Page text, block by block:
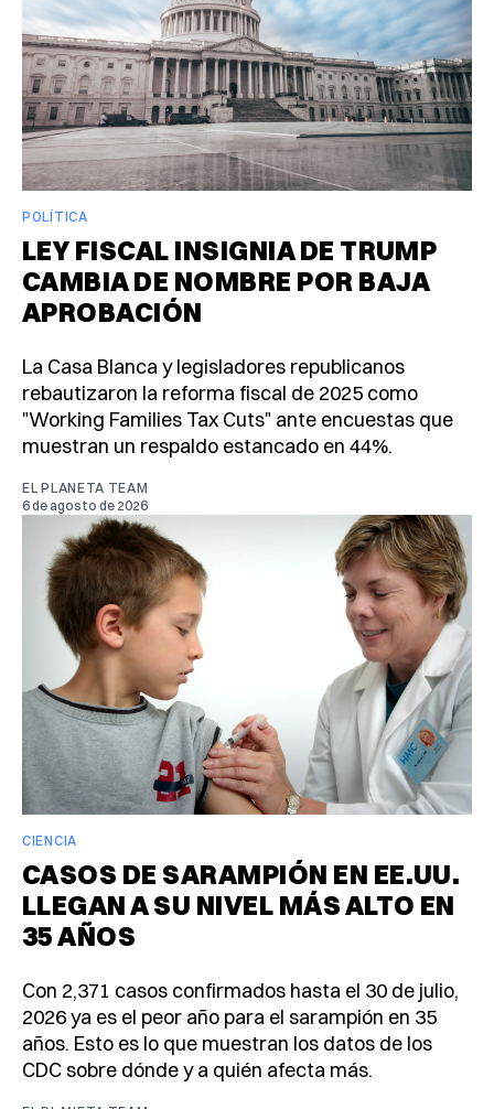
POLÍTICA
LEY FISCAL INSIGNIA DE TRUMP
CAMBIA DE NOMBRE POR BAJA
APROBACIÓN
La Casa Blanca y legisladores republicanos
rebautizaron la reforma fiscal de 2025 como
"Working Families Tax Cuts" ante encuestas que
muestran un respaldo estancado en 44%.
EL PLANETA TEAM
6 de agosto de 2026
CIENCIA
CASOS DE SARAMPIÓN EN EE.UU.
LLEGAN A SU NIVEL MÁS ALTO EN
35 AÑOS
Con 2,371 casos confirmados hasta el 30 de julio,
2026 ya es el peor año para el sarampión en 35
años. Esto es lo que muestran los datos de los
CDC sobre dónde y a quién afecta más.